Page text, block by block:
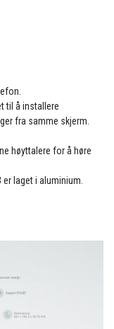
til å installere
fra samme skjerm.
høyttalere for å høre
laget i aluminium.